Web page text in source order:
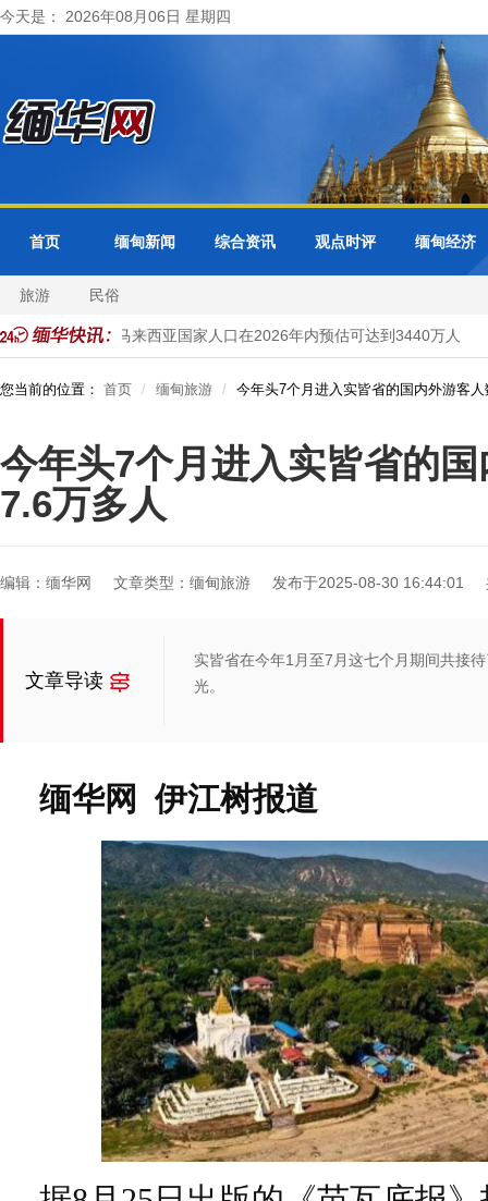
今天是： 2026年08月06日 星期四
首页 缅甸新闻 综合资讯 观点时评 缅甸经济
旅游 民俗
古公园 马来西亚国家人口在2026年内预估可达到3440万人
您当前的位置： 首页 缅甸旅游 今年头7个月进入实皆省的国内外游客
今年头7个月进入实皆省的
7.6万多人
编辑：缅华网 文章类型：缅甸旅游 发布于2025-08-30 16:44:01
文章导读
实皆省在今年1月至7月这七个月期间共接
光。
缅华网 伊江树报道